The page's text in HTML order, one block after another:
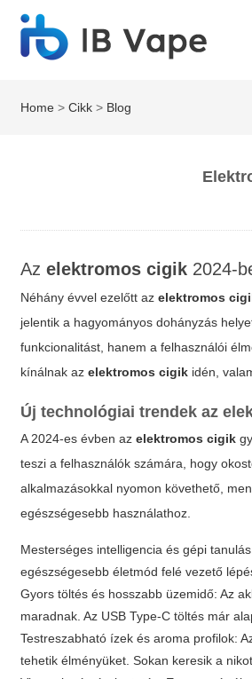
Home >Cikk > Blog
Azelektromos cigik 2024-
Néhány évvel ezelőtt azelektromos
jelentik a hagyományos dohányzás
funkcionalitást, hanem a felhasználói
kínálnak azelektromos cigik idén,
Új technológiai trendek az
A 2024-es évben azelektromos cigik
teszi a felhasználók számára, hogy
alkalmazásokkal nyomon követhető,
egészségesebb használathoz.
Mesterséges intelligencia és gépi
egészségesebb életmód felé vezető
Gyors töltés és hosszabb üzemidő: Az
maradnak. Az USB Type-C töltés már
Testreszabható ízek és aroma profilok:
tehetik élményüket. Sokan keresik a